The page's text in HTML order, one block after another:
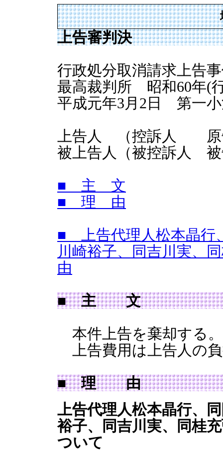
上告審判決
行政処分取消請求上告
最高裁判所 昭和60年(
平成元年3月2日 第一
上告人 （控訴人 原
被上告人（被控訴人
■ 主 文
■ 理 由
■ 上告代理人松本晶行
川崎裕子、同吉川実、
由
■ 主 文
本件上告を棄却する。
上告費用は上告人の
■ 理 由
上告代理人松本晶行、
裕子、同吉川実、同桂
ついて